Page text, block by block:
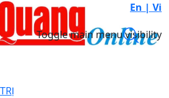
En | Vi
Toggle main menu visibility